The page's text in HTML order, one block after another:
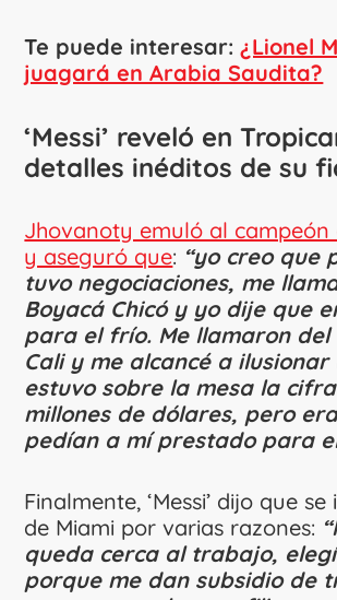
Te puede interesar:¿Lionel
juagará en Arabia Saudita?
‘Messi’ reveló en
detalles inéditos de su
Jhovanoty emuló al campeón
y aseguró que: “yo creo que
tuvo negociaciones, me
Boyacá Chicó y yo dije que
para el frío. Me llamaron del
Cali y me alcancé a ilusionar
estuvo sobre la mesa la
millones de dólares, pero
pedían a mí prestado para
Finalmente, ‘Messi’ dijo que
de Miami por varias razones:
queda cerca al trabajo,
porque me dan subsidio de